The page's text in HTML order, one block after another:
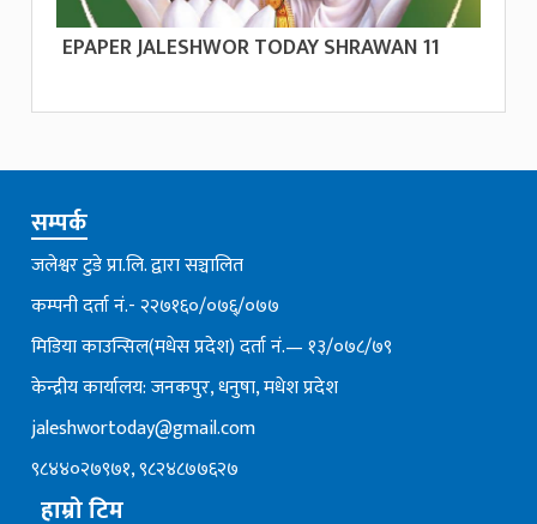
EPAPER JALESHWOR TODAY SHRAWAN 11
सम्पर्क
जलेश्वर टुडे प्रा.लि. द्वारा सञ्चालित
कम्पनी दर्ता नं.- २२७१६०/०७६्/०७७
मिडिया काउन्सिल(मधेस प्रदेश) दर्ता नं.— १३/०७८/७९
केन्द्रीय कार्यालय: जनकपुर, धनुषा, मधेश प्रदेश
jaleshwortoday@gmail.com
९८४४०२७९७१, ९८२४८७७६२७
हाम्रो टिम